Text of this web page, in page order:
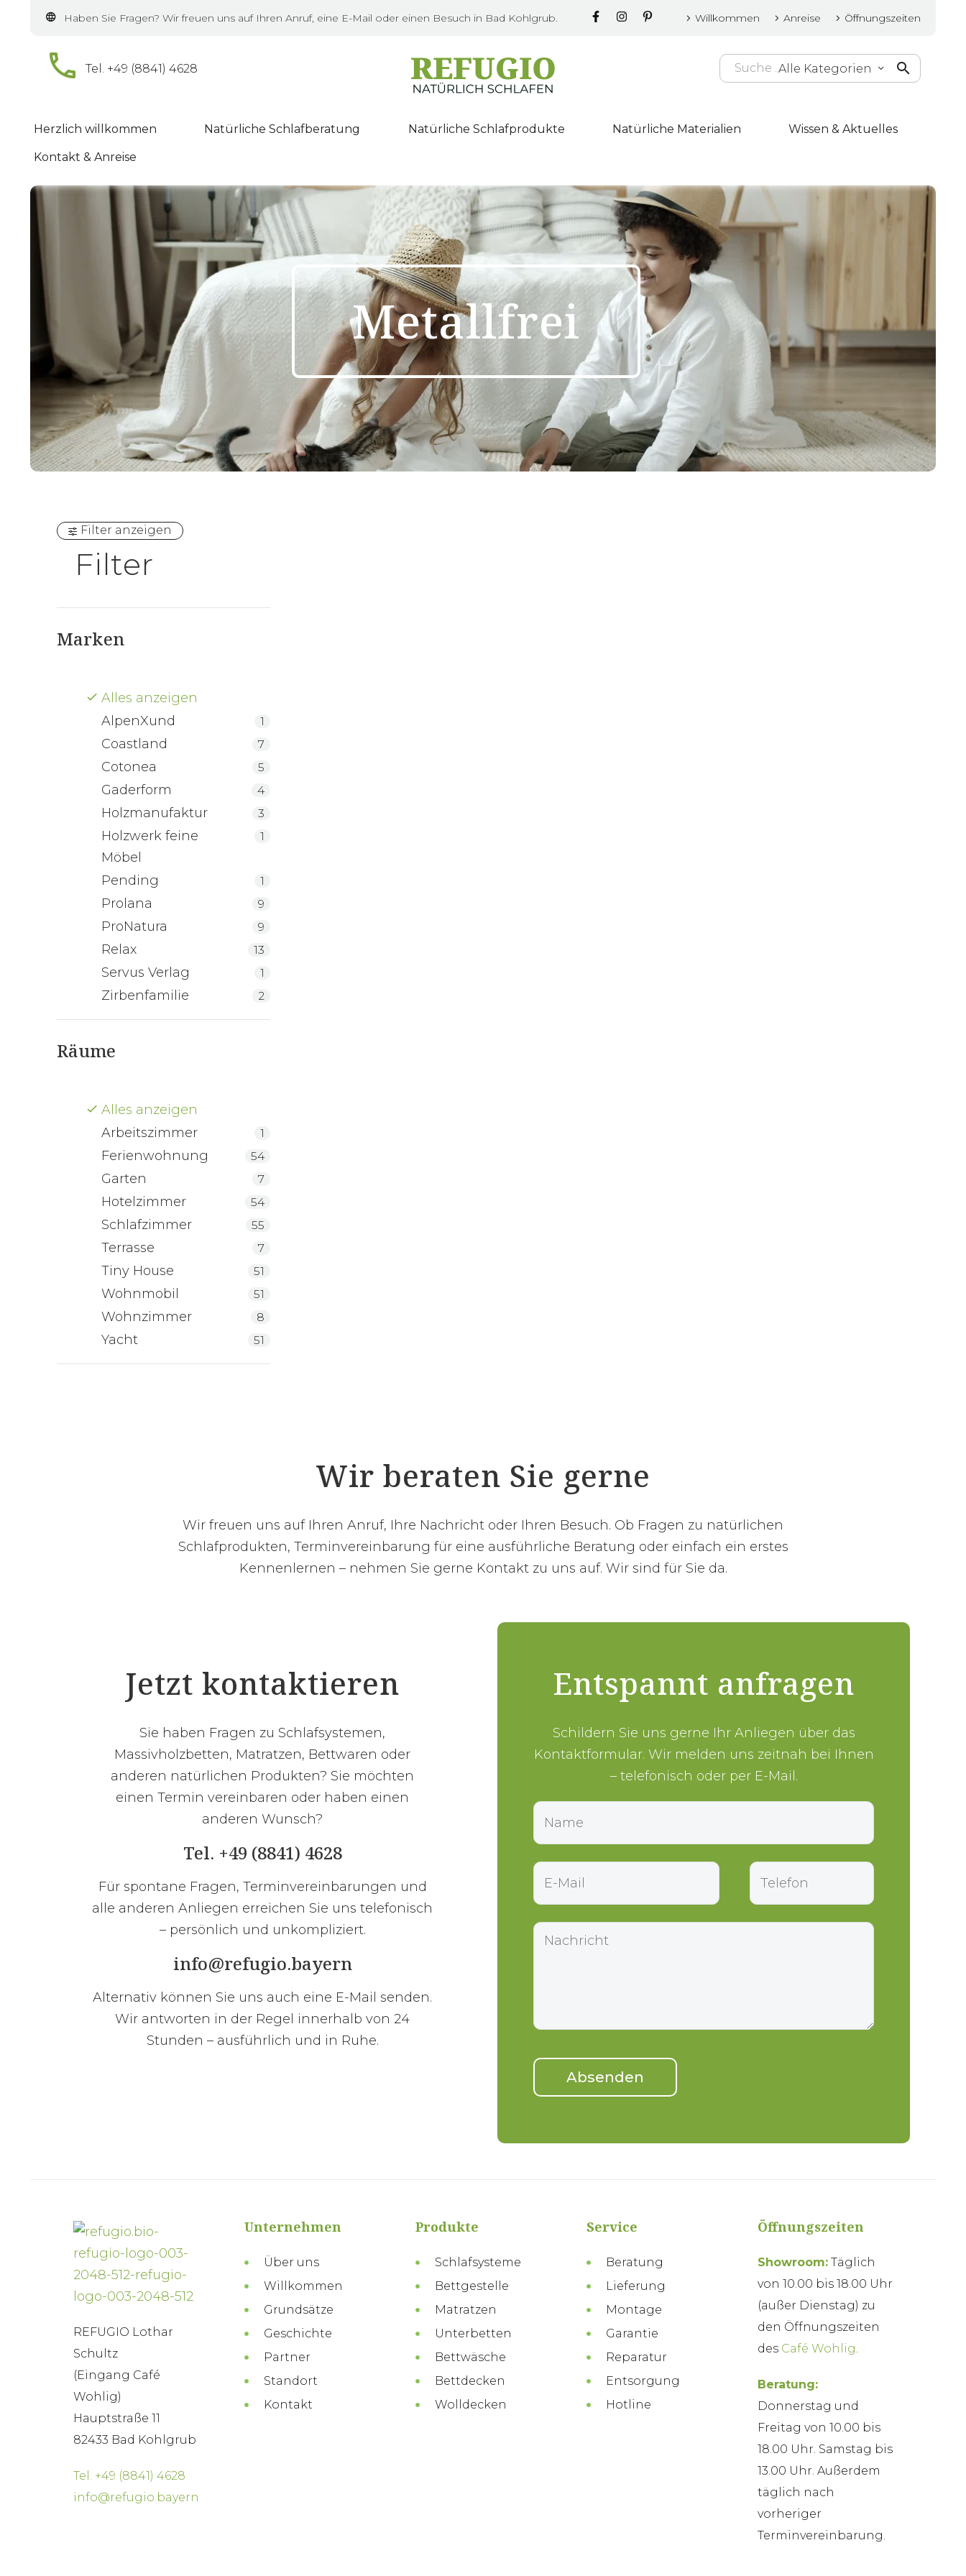
Haben Sie Fragen? Wir freuen uns auf Ihren Anruf, eine E-Mail oder einen Besuch in Bad Kohlgrub. Willkommen Anreise Öffnungszeiten
Tel. +49 (8841) 4628 Alle Kategorien
Herzlich willkommen Natürliche Schlafberatung Natürliche Schlafprodukte Natürliche Materialien Wissen & Aktuelles
Kontakt & Anreise
Metallfrei
Filter anzeigen
Filter
Marken
Alles anzeigen
AlpenXund
1
Coastland 7
Cotonea 5
Gaderform 4
Holzmanufaktur 3
Holzwerk feine
Möbel
1
Pending 1
Prolana 9
ProNatura 9
Relax 13
Servus Verlag 1
Zirbenfamilie 2
Räume
Alles anzeigen
Arbeitszimmer
1
Ferienwohnung 54
Garten 7
Hotelzimmer 54
Schlafzimmer 55
Terrasse 7
Tiny House 51
Wohnmobil 51
Wohnzimmer 8
Yacht 51
Bettgestell
ProNatura
Wir beraten Sie gerne
Wir freuen uns auf Ihren Anruf, Ihre Nachricht oder Ihren Besuch. Ob Fragen zu natürlichen
Schlafprodukten, Terminvereinbarung für eine ausführliche Beratung oder einfach ein erstes
Kennenlernen – nehmen Sie gerne Kontakt zu uns auf. Wir sind für Sie da.
Jetzt kontaktieren
Sie haben Fragen zu Schlafsystemen,
Massivholzbetten, Matratzen, Bettwaren oder
anderen natürlichen Produkten? Sie möchten
einen Termin vereinbaren oder haben einen
anderen Wunsch?
Tel. +49 (8841) 4628
Für spontane Fragen, Terminvereinbarungen und
alle anderen Anliegen erreichen Sie uns telefonisch
– persönlich und unkompliziert.
info@refugio.bayern
Alternativ können Sie uns auch eine E-Mail senden.
Wir antworten in der Regel innerhalb von 24
Stunden – ausführlich und in Ruhe.
Entspannt anfragen
Schildern Sie uns gerne Ihr Anliegen über das
Kontaktformular. Wir melden uns zeitnah bei Ihnen
– telefonisch oder per E-Mail.
REFUGIO Lothar
Schultz
(Eingang Café
Wohlig)
Hauptstraße 11
82433 Bad Kohlgrub
Tel. +49 (8841) 4628
info@refugio.bayern
Unternehmen
Über uns
Willkommen
Grundsätze
Geschichte
Partner
Standort
Kontakt
Produkte
Schlafsysteme
Bettgestelle
Matratzen
Unterbetten
Bettwäsche
Bettdecken
Wolldecken
Service
Beratung
Lieferung
Montage
Garantie
Reparatur
Entsorgung
Hotline
Öffnungszeiten
Showroom: Täglich
von 10.00 bis 18.00 Uhr
(außer Dienstag) zu
den Öffnungszeiten
des Café Wohlig.
Beratung:
Donnerstag und
Freitag von 10.00 bis
18.00 Uhr. Samstag bis
13.00 Uhr. Außerdem
täglich nach
vorheriger
Terminvereinbarung.